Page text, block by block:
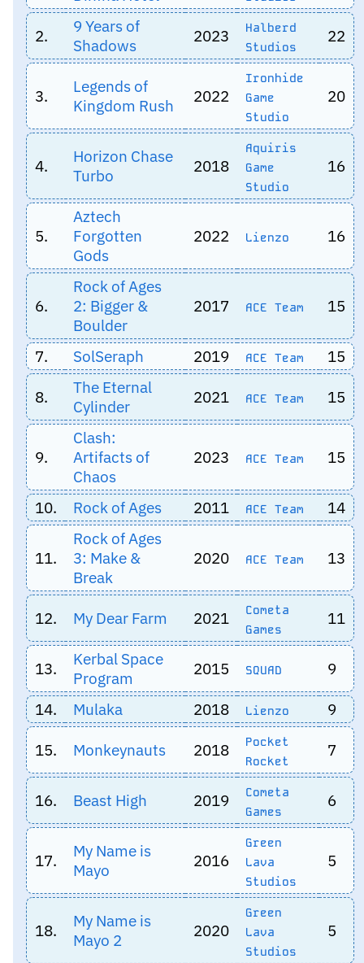
2.
9 Years of
Shadows
2023
Halberd
Studios
22
3.
Legends of
Kingdom Rush
2022
Ironhide
Game
Studio
20
4.
Horizon Chase
Turbo
2018
Aquiris
Game
Studio
16
5.
Aztech
Forgotten
Gods
2022 Lienzo 16
6.
Rock of Ages
2: Bigger &
Boulder
2017 ACE Team 15
7. SolSeraph 2019 ACE Team 15
8.
The Eternal
Cylinder
2021 ACE Team 15
9.
Clash:
Artifacts of
Chaos
2023 ACE Team 15
10. Rock of Ages 2011 ACE Team 14
11.
Rock of Ages
3: Make &
Break
2020 ACE Team 13
12. My Dear Farm 2021
Cometa
Games
11
13.
Kerbal Space
Program
2015 SQUAD 9
14. Mulaka 2018 Lienzo 9
15. Monkeynauts 2018
Pocket
Rocket
7
16. Beast High 2019
Cometa
Games
6
17.
My Name is
Mayo
2016
Green
Lava
Studios
5
18.
My Name is
Mayo 2
2020
Green
Lava
Studios
5